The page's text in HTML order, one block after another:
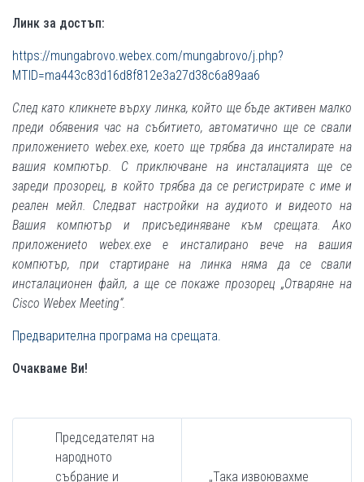
Линк за достъп:
https://mungabrovo.webex.com/mungabrovo/j.php?
MTID=ma443c83d16d8f812e3a27d38c6a89aa6
След като кликнете върху линка, който ще бъде активен малко
преди обявения час на събитието, автоматично ще се свали
приложението webex.exe, което ще трябва да инсталирате на
вашия компютър. С приключване на инсталацията ще се
зареди прозорец, в който трябва да се регистрирате с име и
реален мейл. Следват настройки на аудиото и видеото на
Вашия компютър и присъединяване към срещата. Ако
приложениеto webex.exe е инсталирано вече на вашия
компютър, при стартиране на линка няма да се свали
инсталационен файл, а ще се покаже прозорец „Отваряне на
Cisco Webex Meeting“.
Предварителна програма на срещата.
Очакваме Ви!
Председателят на
народното
събрание и
„Така извоювахме